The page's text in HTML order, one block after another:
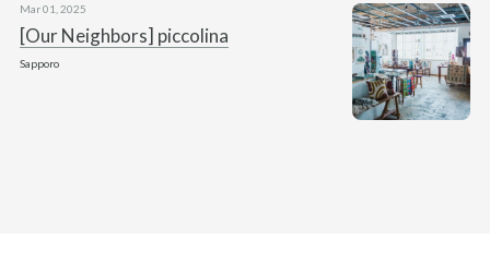
[Our Neighbors] piccolina
Mar 01, 2025
Sapporo